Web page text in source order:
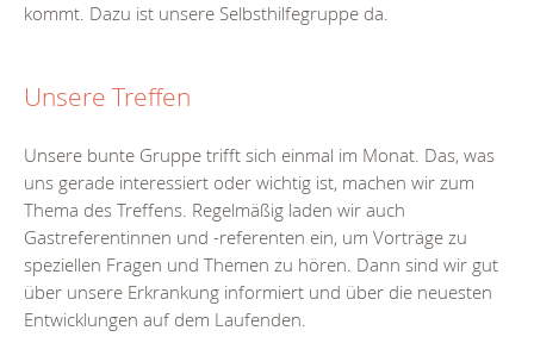
kommt. Dazu ist unsere Selbsthilfegruppe da.
Unsere Treffen
Unsere bunte Gruppe trifft sich einmal im Monat. Das, was
uns gerade interessiert oder wichtig ist, machen wir zum
Thema des Treffens. Regelmäßig laden wir auch
Gastreferentinnen und -referenten ein, um Vorträge zu
speziellen Fragen und Themen zu hören. Dann sind wir gut
über unsere Erkrankung informiert und über die neuesten
Entwicklungen auf dem Laufenden.